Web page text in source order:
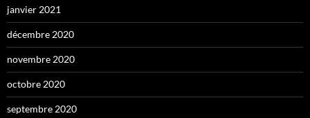
janvier 2021
décembre 2020
novembre 2020
octobre 2020
septembre 2020